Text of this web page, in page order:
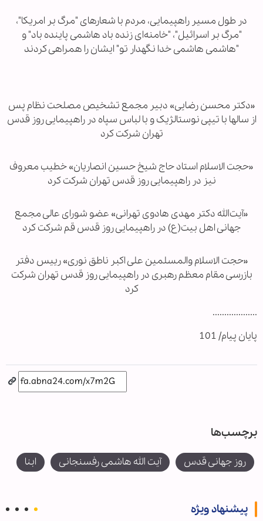
در طول مسیر راهپیمایی، مردم با شعارهای "مرگ بر امریکا"،
"مرگ بر اسرائیل"، "خامنه‌ای زنده باد هاشمی پاینده باد" و
"هاشمی هاشمی خدا نگهدار تو" ایشان را همراهی کردند
«دکتر محسن رضایی» دبیر مجمع تشخیص مصلحت نظام پس
از سالها با تیپی نوستالژیک و با لباس سپاه در راهپیمایی روز قدس
تهران شرکت کرد
«حجت الاسلام استاد حاج شیخ حسین انصاریان» خطیب معروف
نیز در راهپیمایی روز قدس تهران شرکت کرد
«آیت‌الله دکتر مهدی هادوی تهرانی» عضو شورای عالی مجمع
جهانی اهل بیت(ع) در راهپیمایی روز قدس قم شرکت کرد
«حجت الاسلام والمسلمین علی اکبر ناطق نوری» رییس دفتر
بازرسی مقام معظم رهبری در راهپیمایی روز قدس تهران شرکت
کرد
...................
پایان پیام/ 101
برچسب‌ها
روز جهانی قدس آیت الله هاشمی رفسنجانی ابنا
پیشنهاد ویژه